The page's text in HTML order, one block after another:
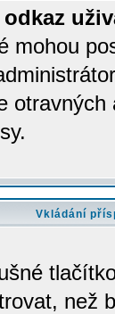
mohou
Vkládání
než